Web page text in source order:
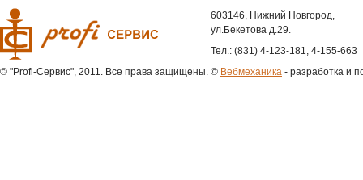
© "Profi-Сервис", 2011. Все права защищены.
603146, Нижний Новгород,
ул.Бекетова д.29.
Тел.: (831) 4-123-181, 4-155-663
© Вебмеханика - разработка и